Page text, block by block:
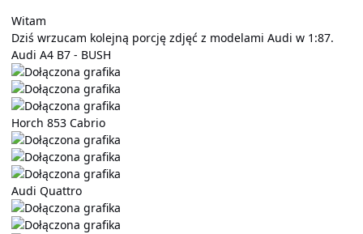
Witam
Dziś wrzucam kolejną porcję zdjęć z modelami Audi w 1:87.
Audi A4 B7 - BUSH
Horch 853 Cabrio
Audi Quattro